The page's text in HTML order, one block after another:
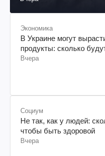
Экономика
В Украине могут
продукты: сколько
Вчера
Социум
Не так, как у людей:
чтобы быть здоровой
Вчера